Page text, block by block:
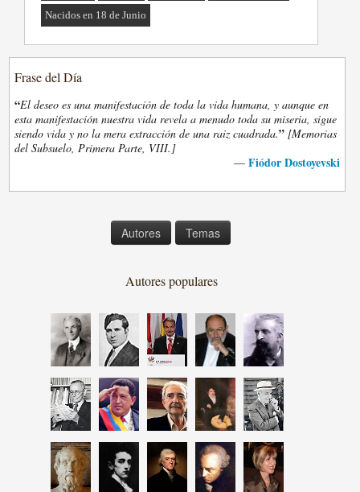
Nacidos en 18 de Junio
Frase del Día
“El deseo es una manifestación de toda la vida humana, y aunque en
esta manifestación nuestra vida revela a menudo toda su miseria, sigue
siendo vida y no la mera extracción de una raiz cuadrada.” [Memorias
del Subsuelo, Primera Parte, VIII.]
— Fiódor Dostoyevski
Autores Temas
Autores populares